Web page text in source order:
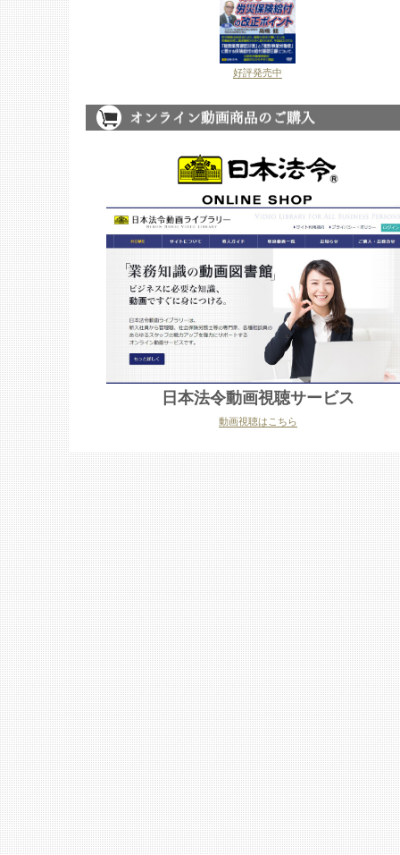
好評発売中
日本法令動画視聴サービス
動画視聴はこちら